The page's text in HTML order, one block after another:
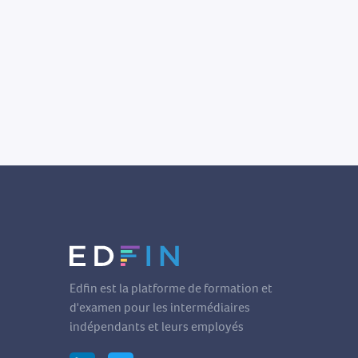
Edfin est la platforme de formation et
d'examen pour les intermédiaires
indépendants et leurs employés